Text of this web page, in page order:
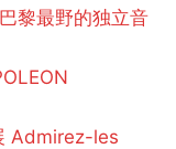
黎最野的独立音
Admirez-les